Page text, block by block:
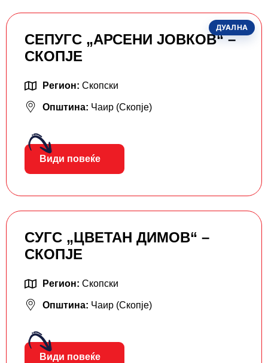
ДУАЛНА
СЕПУГС „АРСЕНИ ЈОВКОВ“ –
СКОПЈЕ
Регион: Скопски
Општина: Чаир (Скопје)
Види повеќе
СУГС „ЦВЕТАН ДИМОВ“ –
СКОПЈЕ
Регион: Скопски
Општина: Чаир (Скопје)
Види повеќе